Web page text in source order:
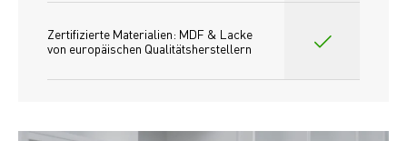
Zertifizierte Materialien: MDF & Lacke
von europäischen Qualitätsherstellern